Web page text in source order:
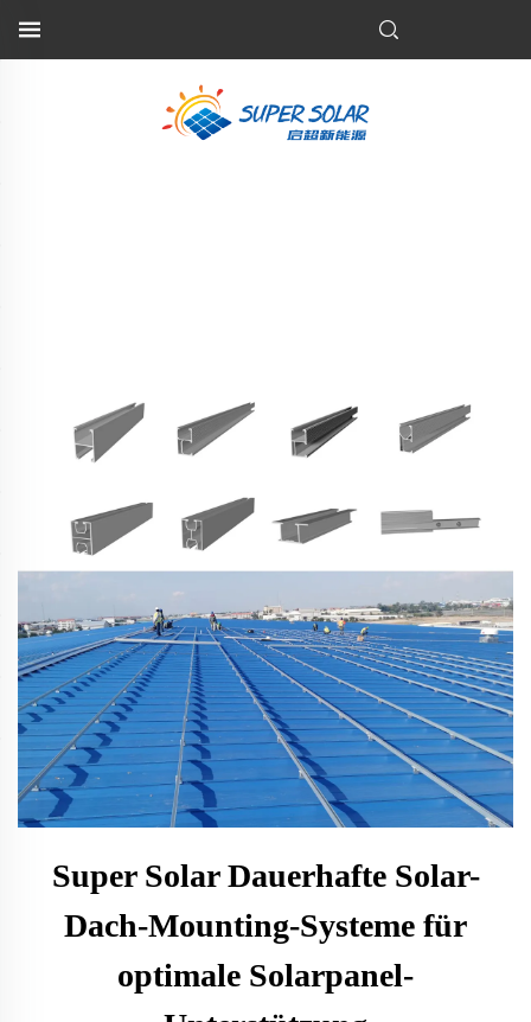
Super Solar Dauerhafte Solar-
Dach-Mounting-Systeme für
optimale Solarpanel-